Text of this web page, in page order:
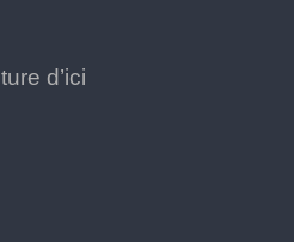
d’ici